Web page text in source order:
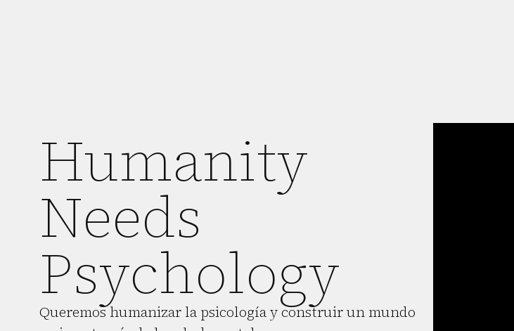
Humanity
Needs
Psychology
Queremos humanizar la psicología y construir un mundo